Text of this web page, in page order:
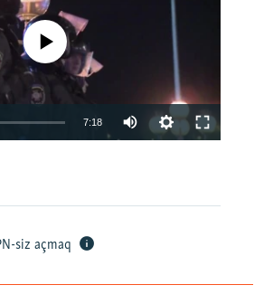
source currently available
7:18
siz açmaq